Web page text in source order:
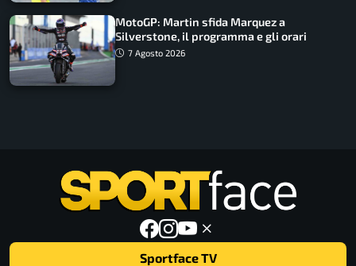
MotoGP: Martin sfida Marquez a
Silverstone, il programma e gli orari
7 Agosto 2026
Sportface TV